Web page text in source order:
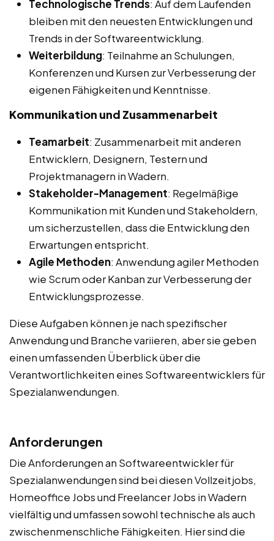
Technologische Trends: Auf dem Laufenden
bleiben mit den neuesten Entwicklungen und
Trends in der Softwareentwicklung.
Weiterbildung: Teilnahme an Schulungen,
Konferenzen und Kursen zur Verbesserung der
eigenen Fähigkeiten und Kenntnisse.
Kommunikation und Zusammenarbeit
Teamarbeit: Zusammenarbeit mit anderen
Entwicklern, Designern, Testern und
Projektmanagern in Wadern.
Stakeholder-Management: Regelmäßige
Kommunikation mit Kunden und Stakeholdern,
um sicherzustellen, dass die Entwicklung den
Erwartungen entspricht.
Agile Methoden: Anwendung agiler Methoden
wie Scrum oder Kanban zur Verbesserung der
Entwicklungsprozesse.
Diese Aufgaben können je nach spezifischer
Anwendung und Branche variieren, aber sie geben
einen umfassenden Überblick über die
Verantwortlichkeiten eines Softwareentwicklers für
Spezialanwendungen.
Anforderungen
Die Anforderungen an Softwareentwickler für
Spezialanwendungen sind bei diesen Vollzeitjobs,
Homeoffice Jobs und Freelancer Jobs in Wadern
vielfältig und umfassen sowohl technische als auch
zwischenmenschliche Fähigkeiten. Hier sind die